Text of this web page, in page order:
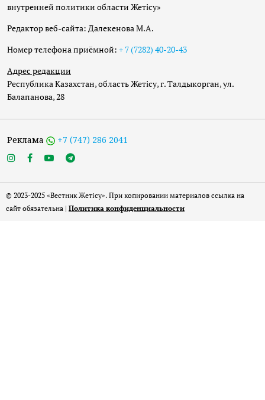
внутренней политики области Жетісу»
Редактор веб-сайта: Далекенова М.А.
Номер телефона приёмной: + 7 (7282) 40-20-43
Адрес редакции
Республика Казахстан, область Жетісу, г. Талдыкорган, ул.
Балапанова, 28
Реклама +7 (747) 286 2041
© 2023-2025 «Вестник Жетісу». При копировании материалов ссылка на
сайт обязательна | Политика конфиденциальности